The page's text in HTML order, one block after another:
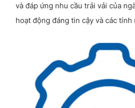
và đáp ứng nhu cầu trải vải của
hoạt động đáng tin cậy và các